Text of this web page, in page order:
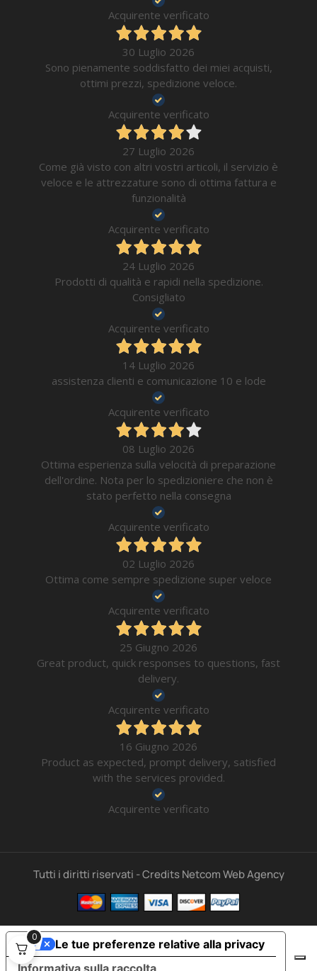
Acquirente verificato
30 Luglio 2026
Sono pienamente soddisfatto dei miei acquisti,
ottimi prezzi, spedizione veloce.
Acquirente verificato
27 Luglio 2026
Come già visto con altri vostri articoli, il servizio è
veloce e le attrezzature sono di ottima fattura e
funzionalità
Acquirente verificato
24 Luglio 2026
Prodotti di qualità e rapidi nella spedizione.
Consigliato
Acquirente verificato
14 Luglio 2026
assistenza clienti e comunicazione 10 e lode
Acquirente verificato
08 Luglio 2026
Ottima esperienza sulla velocità di preparazione
dell'ordine. Nota per lo spedizioniere che non è
stato perfetto nella consegna
Acquirente verificato
02 Luglio 2026
Ottima come sempre spedizione super veloce
Acquirente verificato
25 Giugno 2026
Great product, quick responses to questions, fast
delivery.
Acquirente verificato
16 Giugno 2026
Product as expected, prompt delivery, satisfied
with the services provided.
Acquirente verificato
Tutti i diritti riservati - Credits Netcom Web Agency
0
Informativa sulla raccolta
Le tue preferenze relative alla privacy